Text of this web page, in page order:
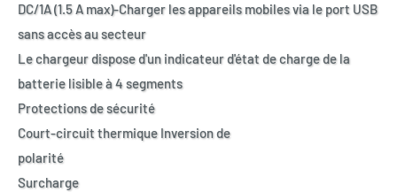
DC/1A (1.5 A max)-Charger les appareils mobiles via le port USB
sans accès au secteur
Le chargeur dispose d'un indicateur d'état de charge de la
batterie lisible à 4 segments
Protections de sécurité
Court-circuit thermique Inversion de
polarité
Surcharge